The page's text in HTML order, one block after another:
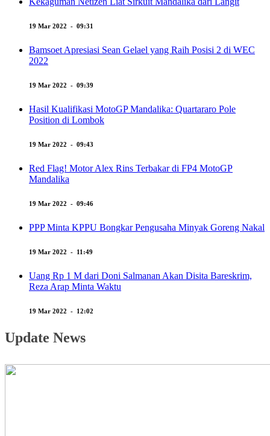
19 Mar 2022 - 09:31
Bamsoet Apresiasi Sean Gelael yang Raih Posisi 2 di WEC
2022
19 Mar 2022 - 09:39
Hasil Kualifikasi MotoGP Mandalika: Quartararo Pole
Position di Lombok
19 Mar 2022 - 09:43
Red Flag! Motor Alex Rins Terbakar di FP4 MotoGP
Mandalika
19 Mar 2022 - 09:46
PPP Minta KPPU Bongkar Pengusaha Minyak Goreng Nakal
19 Mar 2022 - 11:49
Uang Rp 1 M dari Doni Salmanan Akan Disita Bareskrim,
Reza Arap Minta Waktu
19 Mar 2022 - 12:02
Update News